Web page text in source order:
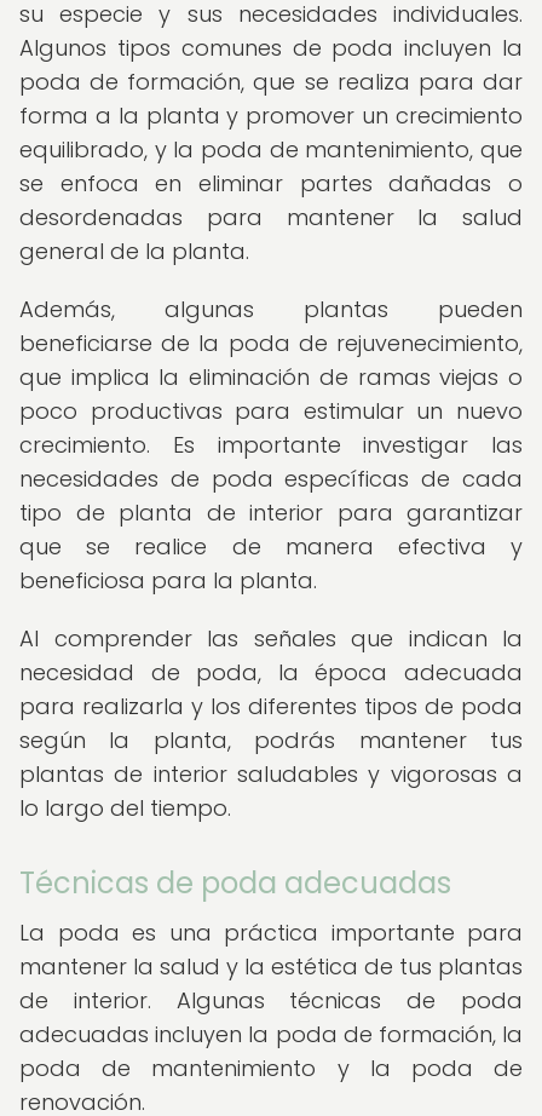
su especie y sus necesidades individuales.
Algunos tipos comunes de poda incluyen la
poda de formación, que se realiza para dar
forma a la planta y promover un crecimiento
equilibrado, y la poda de mantenimiento, que
se enfoca en eliminar partes dañadas o
desordenadas para mantener la salud
general de la planta.
Además, algunas plantas pueden
beneficiarse de la poda de rejuvenecimiento,
que implica la eliminación de ramas viejas o
poco productivas para estimular un nuevo
crecimiento. Es importante investigar las
necesidades de poda específicas de cada
tipo de planta de interior para garantizar
que se realice de manera efectiva y
beneficiosa para la planta.
Al comprender las señales que indican la
necesidad de poda, la época adecuada
para realizarla y los diferentes tipos de poda
según la planta, podrás mantener tus
plantas de interior saludables y vigorosas a
lo largo del tiempo.
Técnicas de poda adecuadas
La poda es una práctica importante para
mantener la salud y la estética de tus plantas
de interior. Algunas técnicas de poda
adecuadas incluyen la poda de formación, la
poda de mantenimiento y la poda de
renovación.